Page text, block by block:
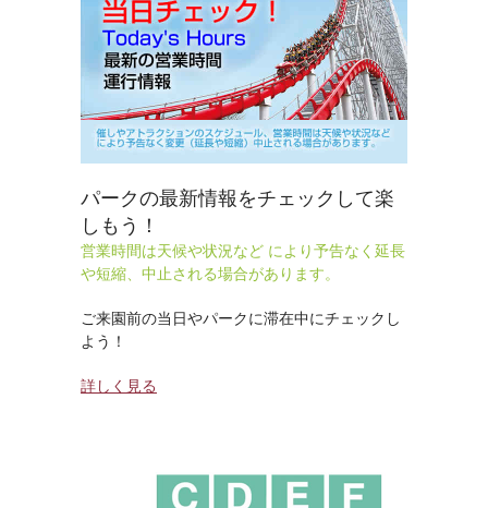
パークの最新情報をチェックして楽
しもう！
営業時間は天候や状況など により予告なく延長
や短縮、中止される場合があります。
ご来園前の当日やパークに滞在中にチェックし
よう！
詳しく見る